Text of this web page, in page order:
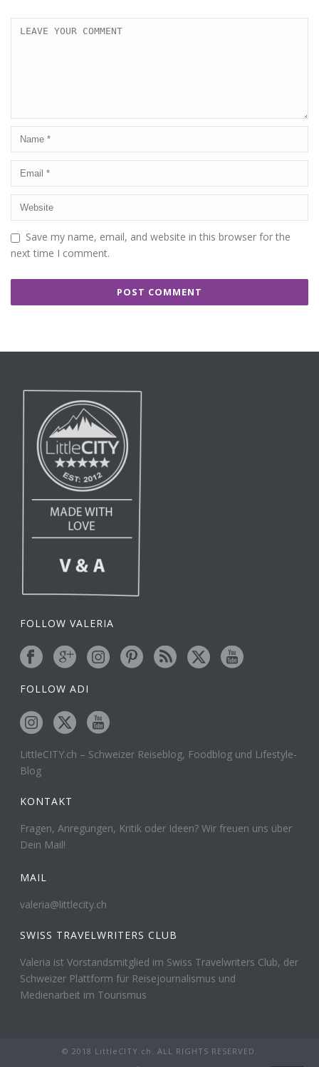
Save my name, email, and website in this browser for the
next time I comment.
FOLLOW VALERIA
FOLLOW ADI
LittleCITY.ch – Schweizer Reiseblog, Foodblog und Lifestyle-
Blog
KONTAKT
Fragen, Anregungen, Kritik oder Ideen? Wir freuen uns über
Dein Mail!
MAIL
valeria@littlecity.ch
SWISS TRAVELWRITERS CLUB
Valeria ist Vorstandsmitglied im Swiss Travelwriters Club, der
Schweizer Plattform für Reisejournalismus und
Medienarbeit im Tourismus
© 2018 LittleCITY.ch. ALL RIGHTS RESERVED.